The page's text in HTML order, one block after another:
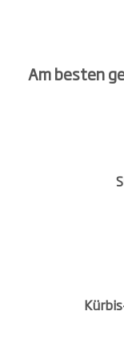
Am besten